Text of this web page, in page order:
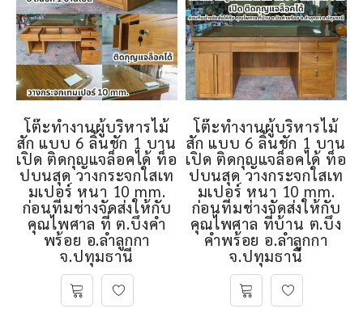
โต๊ะทำงานผู้บริหารไม้
สัก แบบ 6 ลิ้นชัก 1 บาน
เปิด ติดกุญแจล็อคได้ ท็อ
ปบนสุด วางกระจกใสเท
มเปอร์ หนา 10 mm.
ก่อนทีมช่างจัดส่งให้กับ
คุณไพศาล ที่ ต.บึงคำ
พร้อย อ.ลำลูกกา
จ.ปทุมธานี
โต๊ะทำงานผู้บริหารไม้
สัก แบบ 6 ลิ้นชัก 1 บาน
เปิด ติดกุญแจล็อคได้ ท็อ
ปบนสุด วางกระจกใสเท
มเปอร์ หนา 10 mm.
ก่อนทีมช่างจัดส่งให้กับ
คุณไพศาล ที่บ้าน ต.บึง
คำพร้อย อ.ลำลูกกา
จ.ปทุมธานี